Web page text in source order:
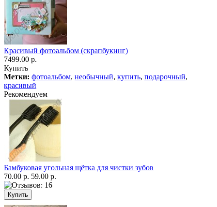
Красивый фотоальбом (скрапбукинг)
7499.00 р.
Купить
Метки: фотоальбом, необычный, купить, подарочный,
красивый
Рекомендуем
Бамбуковая угольная щётка для чистки зубов
70.00 р. 59.00 р.